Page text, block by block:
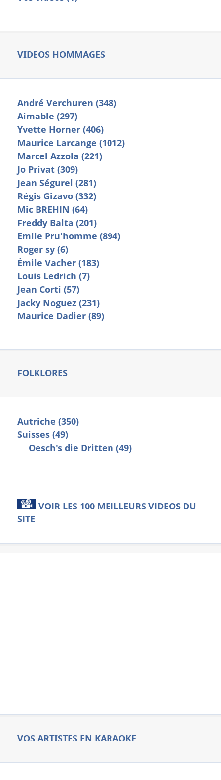
VIDEOS HOMMAGES
André Verchuren (348)
Aimable (297)
Yvette Horner (406)
Maurice Larcange (1012)
Marcel Azzola (221)
Jo Privat (309)
Jean Ségurel (281)
Régis Gizavo (332)
Mic BREHIN (64)
Freddy Balta (201)
Emile Pru'homme (894)
Roger sy (6)
Émile Vacher (183)
Louis Ledrich (7)
Jean Corti (57)
Jacky Noguez (231)
Maurice Dadier (89)
FOLKLORES
Autriche (350)
Suisses (49)
Oesch's die Dritten (49)
VOIR LES 100 MEILLEURS VIDEOS DU
SITE
VOS ARTISTES EN KARAOKE